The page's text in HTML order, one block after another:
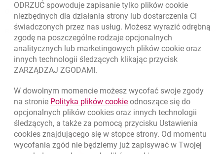
Odpowiedzialny biznes
Regulacje zewnętrzne
ODRZUĆ spowoduje zapisanie tylko plików cookie
niezbędnych dla działania strony lub dostarczenia Ci
świadczonych przez nas usług. Możesz wyrazić odrębną
zgodę na poszczególne rodzaje opcjonalnych
analitycznych lub marketingowych plików cookie oraz
innych technologii śledzących klikając przycisk
ZARZĄDZAJ ZGODAMI.
W dowolnym momencie możesz wycofać swoje zgody
na stronie Polityka plików cookielink otwiera się w nowym
odnoszące się do
opcjonalnych plików cookies oraz innych technologii
śledzących, a także za pomocą przycisku Ustawienia
cookies znajdującego się w stopce strony. Od momentu
wycofania zgód nie będziemy już zapisywać w Twojej